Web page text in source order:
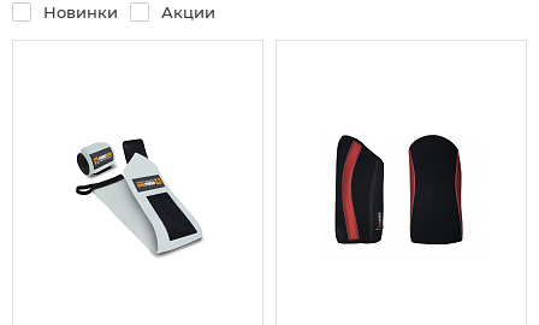
Новинки Акции